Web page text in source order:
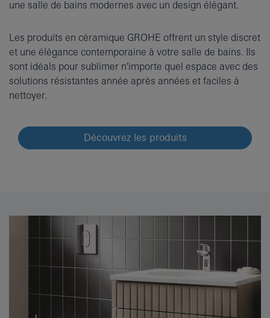
une salle de bains modernes avec un design élégant.
Les produits en céramique GROHE offrent un style discret
et une élégance contemporaine à votre salle de bains. Ils
sont idéals pour sublimer n'importe quel espace avec des
solutions résistantes année après années et faciles à
nettoyer.
Découvrez les produits